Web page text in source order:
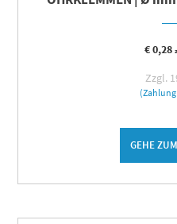
€0,28
Zzgl.
GEHE